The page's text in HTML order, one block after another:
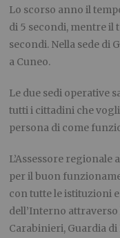
Lo scorso anno il
di 5 secondi, mentre il
secondi. Nella sede di
a Cuneo.
Le due sedi operative
tutti i cittadini che
persona di come
L’Assessore
per il buon
con tutte le istituzioni
dell’Interno
Carabinieri, Guardia